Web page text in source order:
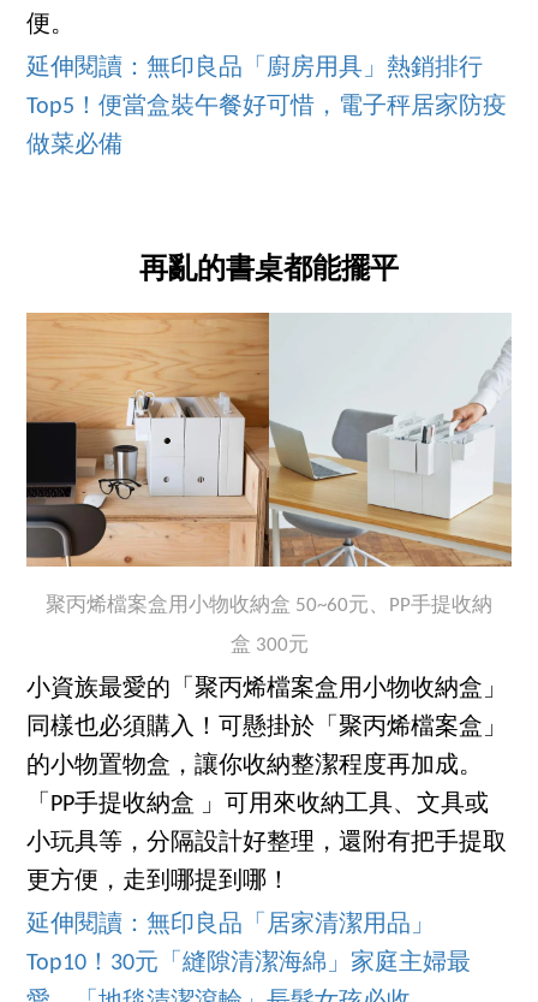
便。
延伸閱讀：無印良品「廚房用具」熱銷排行
Top5！便當盒裝午餐好可惜，電子秤居家防疫
做菜必備
再亂的書桌都能擺平
聚丙烯檔案盒用小物收納盒 50~60元、PP手提收納
盒 300元
小資族最愛的「聚丙烯檔案盒用小物收納盒」
同樣也必須購入！可懸掛於「聚丙烯檔案盒」
的小物置物盒，讓你收納整潔程度再加成。
「PP手提收納盒 」可用來收納工具、文具或
小玩具等，分隔設計好整理，還附有把手提取
更方便，走到哪提到哪！
延伸閱讀：無印良品「居家清潔用品」
Top10！30元「縫隙清潔海綿」家庭主婦最